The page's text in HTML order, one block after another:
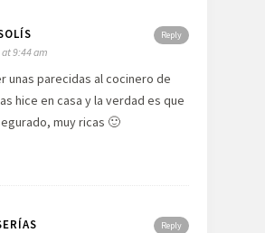
Reply
9:44 am
unas parecidas al cocinero de
hice en casa y la verdad es que
muy ricas 🙂
Reply